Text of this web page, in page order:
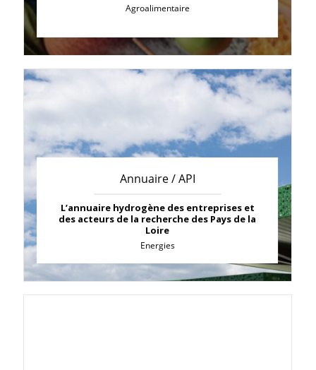
Agroalimentaire
Annuaire / API
L’annuaire hydrogène des entreprises et
des acteurs de la recherche des Pays de la
Loire
Energies